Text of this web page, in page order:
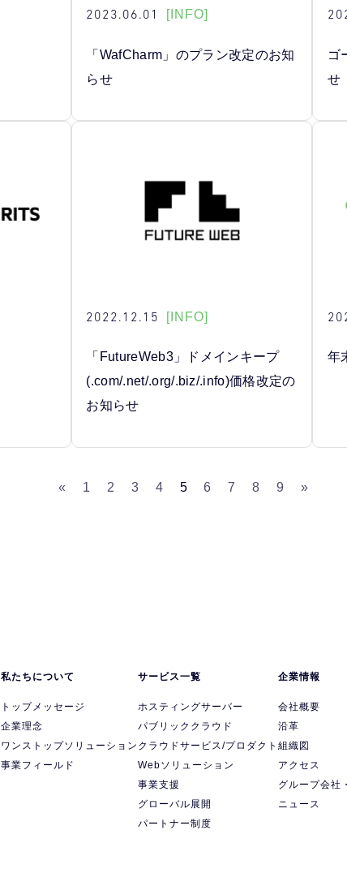
2023.06.01 [INFO]
「WafCharm」のプラン改定のお知
らせ
ゴ
せ
2022.12.15 [INFO]
「FutureWeb3」ドメインキープ
(.com/.net/.org/.biz/.info)価格改定の
お知らせ
年
« 1 2 3 4 5 6 7 8 9 »
私たちについて
トップメッセージ
企業理念
ワンストップソリューション
事業フィールド
サービス一覧
ホスティングサーバー
パブリッククラウド
クラウドサービス/プロダクト
Webソリューション
事業支援
グローバル展開
パートナー制度
企業情報
会社概要
沿革
組織図
アクセス
グループ会社
ニュース